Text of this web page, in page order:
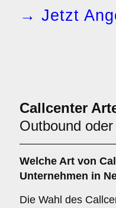
→ Jetzt
Callcenter
Outbound
Welche Art von
Unternehmen in
Die Wahl des